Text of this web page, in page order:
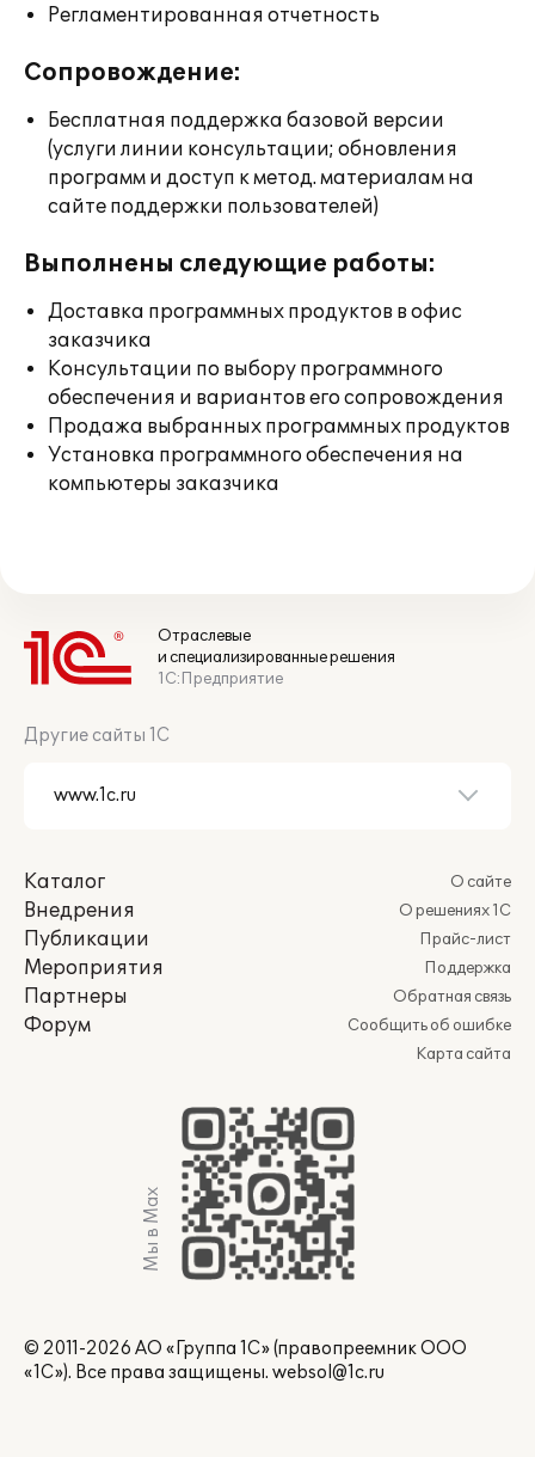
Регламентированная отчетность
Сопровождение:
Бесплатная поддержка базовой версии
(услуги линии консультации; обновления
программ и доступ к метод. материалам на
сайте поддержки пользователей)
Выполнены следующие работы:
Доставка программных продуктов в офис
заказчика
Консультации по выбору программного
обеспечения и вариантов его сопровождения
Продажа выбранных программных продуктов
Установка программного обеспечения на
компьютеры заказчика
Отраслевые
и специализированные решения
1С:Предприятие
Другие сайты 1С
Каталог
Внедрения
Публикации
Мероприятия
Партнеры
Форум
О сайте
О решениях 1С
Прайс-лист
Поддержка
Обратная связь
Сообщить об ошибке
Карта сайта
Мы в Max
© 2011-2026 АО «Группа 1С» (правопреемник ООО
«1С»). Все права защищены. websol@1c.ru